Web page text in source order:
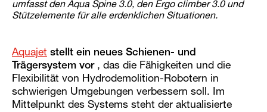
umfasst den Aqua Spine 3.0, den Ergo climber 3.0 und
Stützelemente für alle erdenklichen Situationen.
Aquajet stellt ein neues Schienen- und
Trägersystem vor , das die Fähigkeiten und die
Flexibilität von Hydrodemolition-Robotern in
schwierigen Umgebungen verbessern soll. Im
Mittelpunkt des Systems steht der aktualisierte